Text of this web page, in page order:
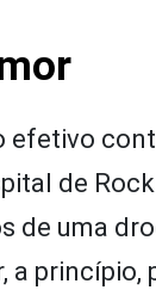
de
de uma
a